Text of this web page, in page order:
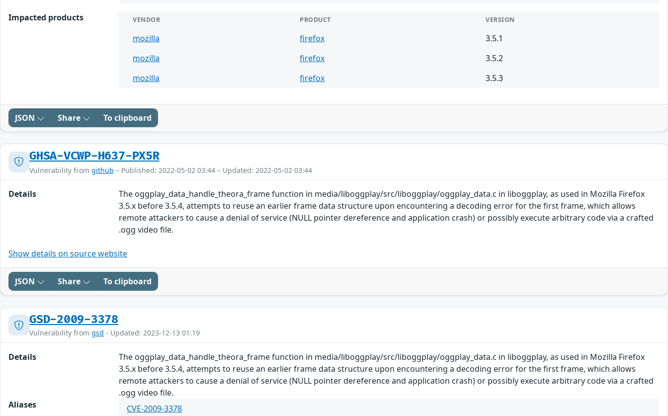
Impacted products VENDOR PRODUCT VERSION
mozilla firefox
3.5.1
mozilla
firefox
3.5.2
mozilla
firefox 3.5.3
JSON Share To clipboard
GHSA-VCWP-H637-PX5R
Vulnerability from github – Published: 2022-05-02 03:44 – Updated: 2022-05-02 03:44
Details
The oggplay_data_handle_theora_frame function in media/liboggplay/src/liboggplay/oggplay_data.c in liboggplay, as used in Mozilla Firefox
3.5.x before 3.5.4, attempts to reuse an earlier frame data structure upon encountering a decoding error for the first frame, which allows
remote attackers to cause a denial of service (NULL pointer dereference and application crash) or possibly execute arbitrary code via a crafted
.ogg video file.
Show details on source website
JSON Share To clipboard
GSD-2009-3378
Vulnerability from gsd - Updated: 2023-12-13 01:19
Details
The oggplay_data_handle_theora_frame function in media/liboggplay/src/liboggplay/oggplay_data.c in liboggplay, as used in Mozilla Firefox
3.5.x before 3.5.4, attempts to reuse an earlier frame data structure upon encountering a decoding error for the first frame, which allows
remote attackers to cause a denial of service (NULL pointer dereference and application crash) or possibly execute arbitrary code via a crafted
.ogg video file.
Aliases
CVE-2009-3378